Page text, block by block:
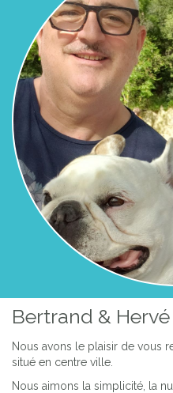
CHAMBRE
Previous
Bertrand & Hervé
Nous avons le plaisir de vous
situé en centre ville.
Nous aimons la simplicité, la